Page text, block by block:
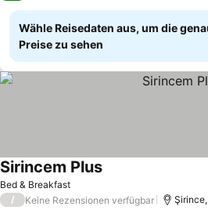
Wähle Reisedaten aus, um die
Preise zu sehen
Bed & Breakfast
Sirincem PlusPreise sehen
/ Keine Rezensionen verfügbar